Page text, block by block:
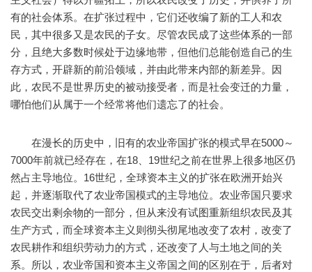
有的社会体系。在扩张过程中，它们还收编了新的工人和农
民，其中很多又是农民的子女。尽管农民成了这些体系的一部
分，且绝大多数时候处于边缘地带，但他们总能创造自己的生
存方式，开辟新的前沿领域，并由此带来内部的新差异。因
此，农民不是世界历史的被动接受者，而是社会变迁的力量，
哪怕他们从属于一个经常将他们遗忘了的社会。
在漫长的历史中，旧有的农业帝国扩张的模式早在5000～
7000年前就已经存在，在18、19世纪之前在世界上很多地区仍
然占主导地位。16世纪，全球资本主义的扩张在欧洲开始兴
起，并逐渐取代了农业帝国模式的主导地位。农业帝国只要求
农民交出剩余物的一部分，但从来没有试图重新组织农民及其
生产方式，而全球资本主义则彻头彻尾地改变了农村，改变了
农民耕作和组织劳动力的方式，还改变了人与土地之间的关
系。所以，农业帝国和资本主义帝国之间的区别在于，后者对